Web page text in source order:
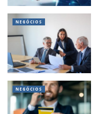
NEGÓCIOS
NEGÓCIOS